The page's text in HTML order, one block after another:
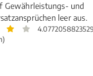
Gewährleistungs- und
leer aus.